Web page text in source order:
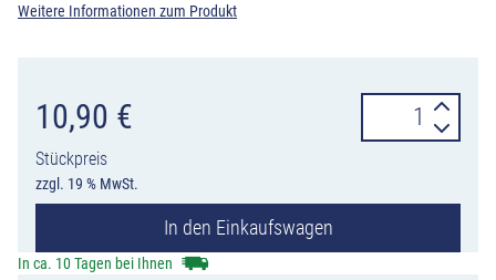
Weitere Informationen zum Produkt
10,90 €
Stückpreis
zzgl. 19 % MwSt.
von
zur
In den Einkaufswagen
In ca. 10 Tagen bei Ihnen